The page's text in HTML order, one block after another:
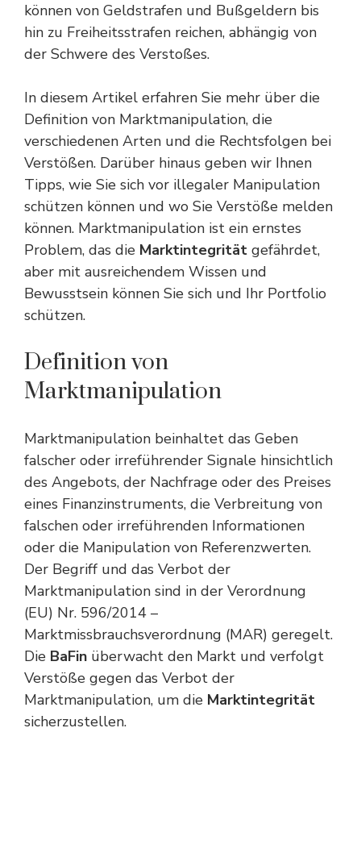
können von Geldstrafen und Bußgeldern bis
hin zu Freiheitsstrafen reichen, abhängig von
der Schwere des Verstoßes.
In diesem Artikel erfahren Sie mehr über die
Definition von Marktmanipulation, die
verschiedenen Arten und die Rechtsfolgen bei
Verstößen. Darüber hinaus geben wir Ihnen
Tipps, wie Sie sich vor illegaler Manipulation
schützen können und wo Sie Verstöße melden
können. Marktmanipulation ist ein ernstes
Problem, das die Marktintegrität gefährdet,
aber mit ausreichendem Wissen und
Bewusstsein können Sie sich und Ihr Portfolio
schützen.
Definition von
Marktmanipulation
Marktmanipulation beinhaltet das Geben
falscher oder irreführender Signale hinsichtlich
des Angebots, der Nachfrage oder des Preises
eines Finanzinstruments, die Verbreitung von
falschen oder irreführenden Informationen
oder die Manipulation von Referenzwerten.
Der Begriff und das Verbot der
Marktmanipulation sind in der Verordnung
(EU) Nr. 596/2014 –
Marktmissbrauchsverordnung (MAR) geregelt.
Die BaFin überwacht den Markt und verfolgt
Verstöße gegen das Verbot der
Marktmanipulation, um die Marktintegrität
sicherzustellen.